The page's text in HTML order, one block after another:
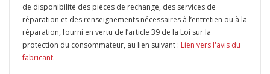
de disponibilité des pièces de rechange, des services de
réparation et des renseignements nécessaires à l’entretien ou à la
réparation, fourni en vertu de l’article 39 de la Loi sur la
protection du consommateur, au lien suivant : Lien vers l'avis du
fabricant.